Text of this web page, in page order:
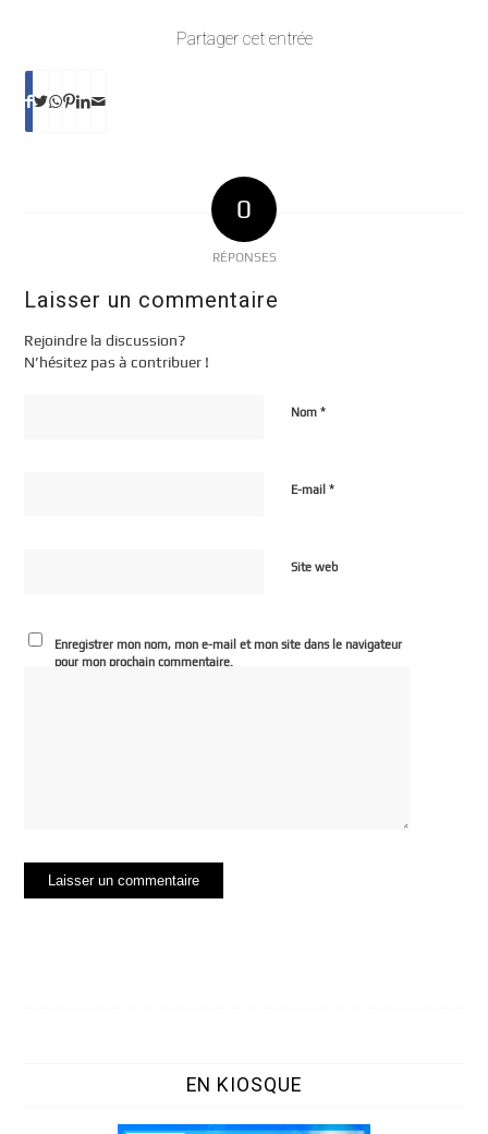
Partager cet entrée
0
RÉPONSES
Laisser un commentaire
Rejoindre la discussion?
N’hésitez pas à contribuer !
Nom*
E-mail*
Site web
Enregistrer mon nom, mon e-mail et mon site dans le navigateur
pour mon prochain commentaire.
EN KIOSQUE